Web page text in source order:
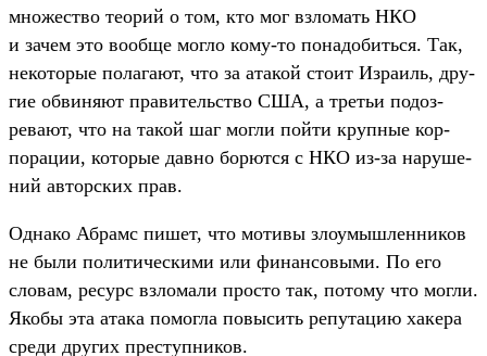
мно­жес­тво теорий о том, кто мог взло­мать НКО
и зачем это вооб­ще мог­ло кому‑то понадо­бить­ся. Так,
некото­рые полага­ют, что за ата­кой сто­ит Изра­иль, дру­
гие обви­няют пра­витель­ство США, а третьи подоз­
рева­ют, что на такой шаг мог­ли пой­ти круп­ные кор­
порации, которые дав­но борют­ся с НКО из‑за наруше­
ний автор­ских прав.
Од­нако Абрамс пишет, что мотивы зло­умыш­ленни­ков
не были полити­чес­кими или финан­совыми. По его
сло­вам, ресурс взло­мали прос­то так, потому что мог­ли.
Яко­бы эта ата­ка помог­ла повысить репута­цию хакера
сре­ди дру­гих прес­тупни­ков.